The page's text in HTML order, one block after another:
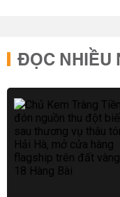
ĐỌC NHIỀU